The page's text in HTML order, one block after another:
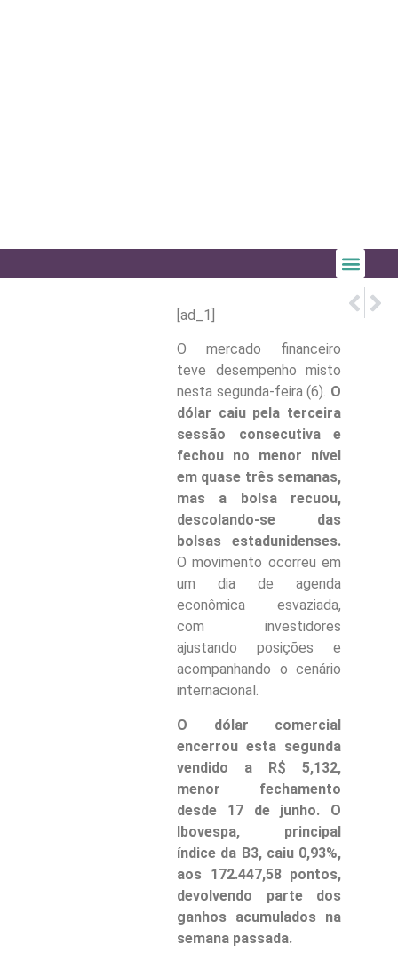
[ad_1]
O mercado financeiro
teve desempenho misto
nesta segunda-feira (6). O
dólar caiu pela terceira
sessão consecutiva e
fechou no menor nível
em quase três semanas,
mas a bolsa recuou,
descolando-se das
bolsas estadunidenses.
O movimento ocorreu em
um dia de agenda
econômica esvaziada,
com investidores
ajustando posições e
acompanhando o cenário
internacional.
O dólar comercial
encerrou esta segunda
vendido a R$ 5,132,
menor fechamento
desde 17 de junho. O
Ibovespa, principal
índice da B3, caiu 0,93%,
aos 172.447,58 pontos,
devolvendo parte dos
ganhos acumulados na
semana passada.